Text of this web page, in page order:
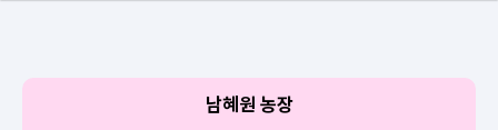
남혜원 농장